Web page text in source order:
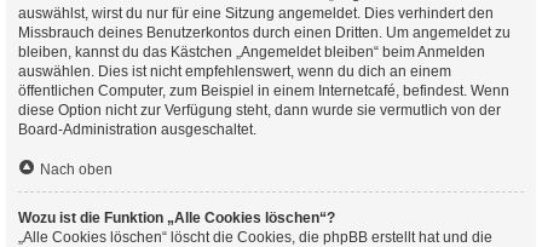
auswählst, wirst du nur für eine Sitzung angemeldet. Dies verhindert den
Missbrauch deines Benutzerkontos durch einen Dritten. Um angemeldet zu
bleiben, kannst du das Kästchen „Angemeldet bleiben“ beim Anmelden
auswählen. Dies ist nicht empfehlenswert, wenn du dich an einem
öffentlichen Computer, zum Beispiel in einem Internetcafé, befindest. Wenn
diese Option nicht zur Verfügung steht, dann wurde sie vermutlich von der
Board-Administration ausgeschaltet.
Nach oben
Wozu ist die Funktion „Alle Cookies löschen“?
„Alle Cookies löschen“ löscht die Cookies, die phpBB erstellt hat und die